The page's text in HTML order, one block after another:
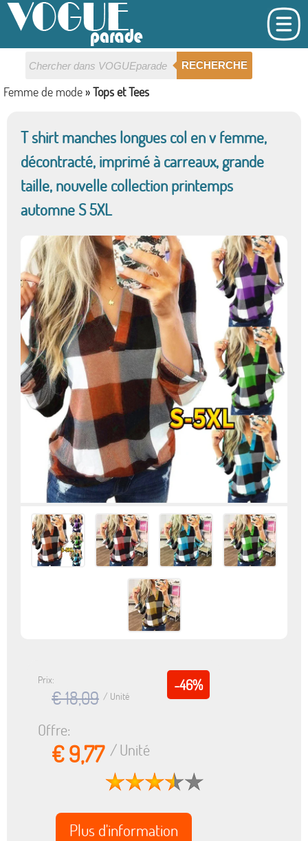
RECHERCHE
Femme de mode »Tops et Tees
T shirt manches longues col en v femme,
décontracté, imprimé à carreaux, grande
taille, nouvelle collection printemps
automne S 5XL
-46%
Prix:
€ 18,09 / Unité
Offre:
€ 9,77/ Unité
Plus d'information